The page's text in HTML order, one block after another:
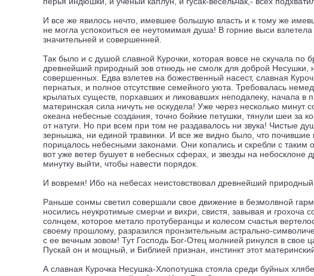
И все же явилось нечто, имевшее большую власть и к тому же
не могла успокоиться ее неутомимая душа! В горние выси
значительней и совершенней.
Так было и с душой славной Курочки, которая вовсе не скучала
древнейший природный зов отнюдь не смолк для доброй Несушки,
совершенных. Едва взлетев на божественный насест, славная
пернатых, и полное отсутствие семейного уюта. Требовалась
крылатых существ, порхавших и ликовавших неподалеку, начала
материнская сила ничуть не оскудела! Уже через несколько
океана небесные создания, точно бойкие петушки, тянули шеи за
от натуги. Но при всем при том не раздавалось ни звука! Чистые
зернышка, ни единой травинки. И все же видно было, что
порицалось небесными законами. Они копались и скребли с таким
вот уже ветер бушует в небесных сферах, и звезды на
минутку выйти, чтобы навести порядок.
И вовремя! Ибо на небесах неистовствовал древнейший природный
Раньше сонмы светил совершали свое движение в безмолвной
носились неукротимые смерчи и вихри, свистя, завывая и
солнцем, которое метало протуберанцы и колесом счастья
своему прошлому, разразился пронзительным астрально-
с ее вечным зовом! Тут Господь Бог-Отец молнией ринулся в свое
Пускай он и мощный, и Библией признан, инстинкт этот
А славная Курочка Несушка-Хлопотушка стояла среди буйных